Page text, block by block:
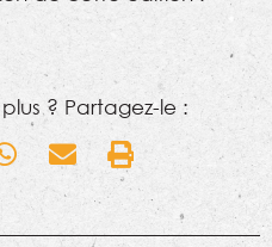
? Partagez-le :